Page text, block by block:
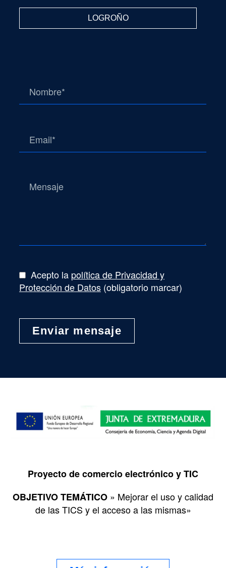
LOGROÑO
Acepto la política de Privacidad y
Protección de Datos (obligatorio marcar)
Proyecto de comercio electrónico y TIC
OBJETIVO TEMÁTICO » Mejorar el uso y calidad
de las TICS y el acceso a las mismas»